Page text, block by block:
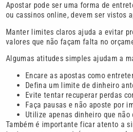
Apostar pode ser uma forma de
ou cassinos online, devem ser vistos
Manter limites claros ajuda a evitar
valores que não façam falta no
Algumas atitudes simples ajudam a
Encare as apostas como
Defina um limite de dinheiro
Evite tentar recuperar perdas
Faça pausas e não aposte por
Utilize apenas dinheiro que
Também é importante ficar atento a